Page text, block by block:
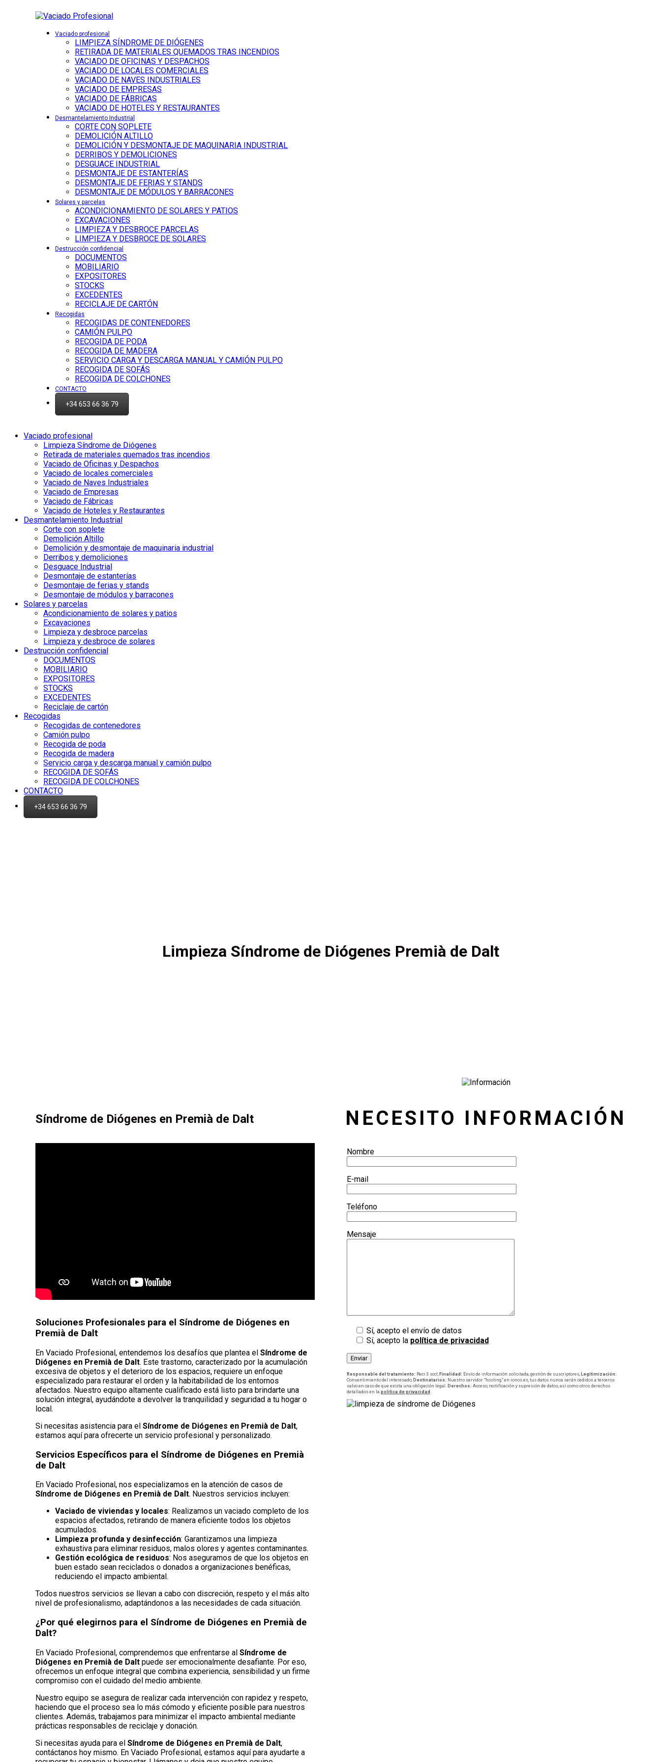
Vaciado profesional
LIMPIEZA SÍNDROME DE DIÓGENES
RETIRADA DE MATERIALES QUEMADOS TRAS INCENDIOS
VACIADO DE OFICINAS Y DESPACHOS
VACIADO DE LOCALES COMERCIALES
VACIADO DE NAVES INDUSTRIALES
VACIADO DE EMPRESAS
VACIADO DE FÁBRICAS
VACIADO DE HOTELES Y RESTAURANTES
Desmantelamiento Industrial
CORTE CON SOPLETE
DEMOLICIÓN ALTILLO
DEMOLICIÓN Y DESMONTAJE DE MAQUINARIA INDUSTRIAL
DERRIBOS Y DEMOLICIONES
DESGUACE INDUSTRIAL
DESMONTAJE DE ESTANTERÍAS
DESMONTAJE DE FERIAS Y STANDS
DESMONTAJE DE MÓDULOS Y BARRACONES
Solares y parcelas
ACONDICIONAMIENTO DE SOLARES Y PATIOS
EXCAVACIONES
LIMPIEZA Y DESBROCE PARCELAS
LIMPIEZA Y DESBROCE DE SOLARES
Destrucción confidencial
DOCUMENTOS
MOBILIARIO
EXPOSITORES
STOCKS
EXCEDENTES
RECICLAJE DE CARTÓN
Recogidas
RECOGIDAS DE CONTENEDORES
CAMIÓN PULPO
RECOGIDA DE PODA
RECOGIDA DE MADERA
SERVICIO CARGA Y DESCARGA MANUAL Y CAMIÓN PULPO
RECOGIDA DE SOFÁS
RECOGIDA DE COLCHONES
CONTACTO
+34 653 66 36 79
Vaciado profesional
Limpieza Síndrome de Diógenes
Retirada de materiales quemados tras incendios
Vaciado de Oficinas y Despachos
Vaciado de locales comerciales
Vaciado de Naves Industriales
Vaciado de Empresas
Vaciado de Fábricas
Vaciado de Hoteles y Restaurantes
Desmantelamiento Industrial
Corte con soplete
Demolición Altillo
Demolición y desmontaje de maquinaria industrial
Derribos y demoliciones
Desguace Industrial
Desmontaje de estanterías
Desmontaje de ferias y stands
Desmontaje de módulos y barracones
Solares y parcelas
Acondicionamiento de solares y patios
Excavaciones
Limpieza y desbroce parcelas
Limpieza y desbroce de solares
Destrucción confidencial
DOCUMENTOS
MOBILIARIO
EXPOSITORES
STOCKS
EXCEDENTES
Reciclaje de cartón
Recogidas
Recogidas de contenedores
Camión pulpo
Recogida de poda
Recogida de madera
Servicio carga y descarga manual y camión pulpo
RECOGIDA DE SOFÁS
RECOGIDA DE COLCHONES
CONTACTO
+34 653 66 36 79
Limpieza Síndrome de Diógenes Premià de Dalt
Síndrome de Diógenes en Premià de Dalt
Soluciones Profesionales para el Síndrome de Diógenes en
Premià de Dalt
En Vaciado Profesional, entendemos los desafíos que plantea el Síndrome de
Diógenes en Premià de Dalt. Este trastorno, caracterizado por la acumulación
excesiva de objetos y el deterioro de los espacios, requiere un enfoque
especializado para restaurar el orden y la habitabilidad de los entornos
afectados. Nuestro equipo altamente cualificado está listo para brindarte una
solución integral, ayudándote a devolver la tranquilidad y seguridad a tu hogar o
local.
Si necesitas asistencia para el Síndrome de Diógenes en Premià de Dalt,
estamos aquí para ofrecerte un servicio profesional y personalizado.
Servicios Específicos para el Síndrome de Diógenes en Premià
de Dalt
En Vaciado Profesional, nos especializamos en la atención de casos de
Síndrome de Diógenes en Premià de Dalt. Nuestros servicios incluyen:
Vaciado de viviendas y locales: Realizamos un vaciado completo de los
espacios afectados, retirando de manera eficiente todos los objetos
acumulados.
Limpieza profunda y desinfección: Garantizamos una limpieza
exhaustiva para eliminar residuos, malos olores y agentes contaminantes.
Gestión ecológica de residuos: Nos aseguramos de que los objetos en
buen estado sean reciclados o donados a organizaciones benéficas,
reduciendo el impacto ambiental.
Todos nuestros servicios se llevan a cabo con discreción, respeto y el más alto
nivel de profesionalismo, adaptándonos a las necesidades de cada situación.
¿Por qué elegirnos para el Síndrome de Diógenes en Premià de
Dalt?
En Vaciado Profesional, comprendemos que enfrentarse al Síndrome de
Diógenes en Premià de Dalt puede ser emocionalmente desafiante. Por eso,
ofrecemos un enfoque integral que combina experiencia, sensibilidad y un firme
compromiso con el cuidado del medio ambiente.
Nuestro equipo se asegura de realizar cada intervención con rapidez y respeto,
haciendo que el proceso sea lo más cómodo y eficiente posible para nuestros
clientes. Además, trabajamos para minimizar el impacto ambiental mediante
prácticas responsables de reciclaje y donación.
Si necesitas ayuda para el Síndrome de Diógenes en Premià de Dalt,
contáctanos hoy mismo. En Vaciado Profesional, estamos aquí para ayudarte a
NECESITO INFORMACIÓN
Nombre
E-mail
Teléfono
Mensaje
Sí, acepto el envío de datos
Sí, acepto la política de privacidad
Responsable del tratamiento: Reci 3 sccl, Finalidad: Envío de información solicitada, gestión de suscriptores,
Legitimización:
Consentimiento del interesado, Destinatarios: Nuestro servidor "hosting" en ionos.es, tus datos nunca serán cedidos a terceros
salvo en caso de que exista una obligación legal.
Derechos: Acceso, rectificación y supresión de datos, así como otros derechos
detallados en la política de privacidad